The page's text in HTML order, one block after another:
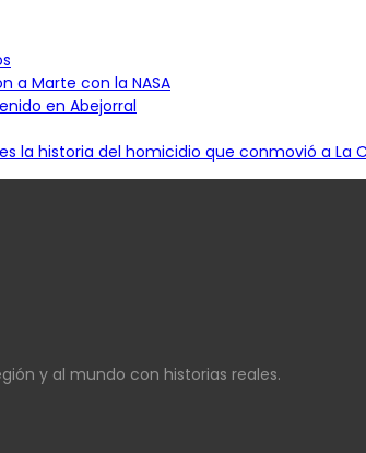
a Marte con la NASA
en Abejorral
la historia del homicidio que conmovió a La
y al mundo con historias reales.